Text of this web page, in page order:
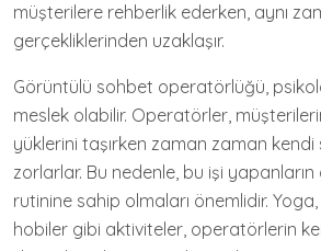
müşterilere rehberlik ederken, aynı
gerçekliklerinden uzaklaşır.
Görüntülü sohbet operatörlüğü,
meslek olabilir. Operatörler,
yüklerini taşırken zaman zaman kendi
zorlarlar. Bu nedenle, bu işi
rutinine sahip olmaları önemlidir.
hobiler gibi aktiviteler, operatörlerin